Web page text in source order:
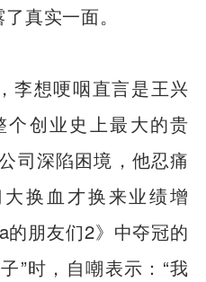
真实一面。
李想哽咽直言是王兴
个创业史上最大的贵
司深陷困境，他忍痛
换血才换来业绩增
的朋友们2》中夺冠的
”时，自嘲表示：“我